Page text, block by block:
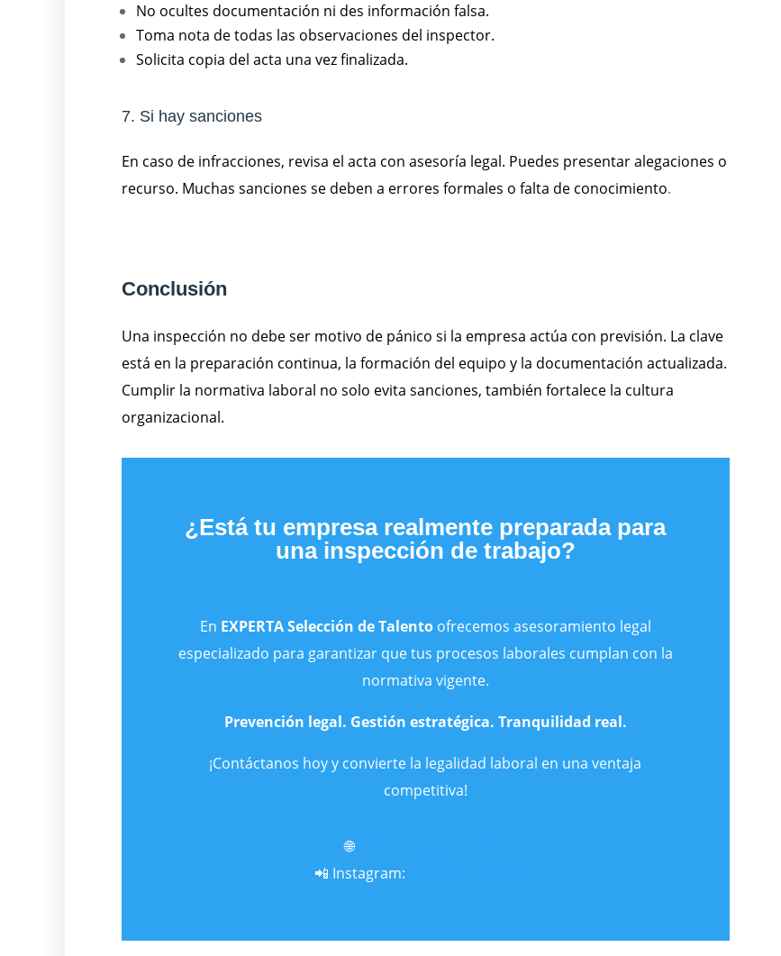
No ocultes documentación ni des información falsa.
Toma nota de todas las observaciones del inspector.
Solicita copia del acta una vez finalizada.
7. Si hay sanciones
En caso de infracciones, revisa el acta con asesoría legal. Puedes presentar alegaciones o
recurso. Muchas sanciones se deben a errores formales o falta de conocimiento.
Conclusión
Una inspección no debe ser motivo de pánico si la empresa actúa con previsión. La clave
está en la preparación continua, la formación del equipo y la documentación actualizada.
Cumplir la normativa laboral no solo evita sanciones, también fortalece la cultura
organizacional.
¿Está tu empresa realmente preparada para
una inspección de trabajo?
En EXPERTA Selección de Talentoofrecemos asesoramiento legal
especializado para garantizar que tus procesos laborales cumplan con la
normativa vigente.
Prevención legal. Gestión estratégica. Tranquilidad real.
¡Contáctanos hoy y convierte la legalidad laboral en una ventaja
competitiva!
🌐
📲 Instagram: